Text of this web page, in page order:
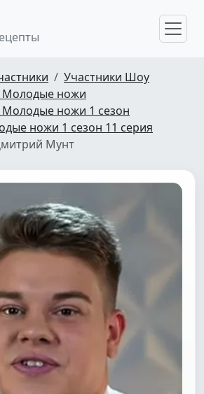
Участники Шоу
Молодые ножи
ножи 1 сезон
ножи 1 сезон 11 серия
Мунт